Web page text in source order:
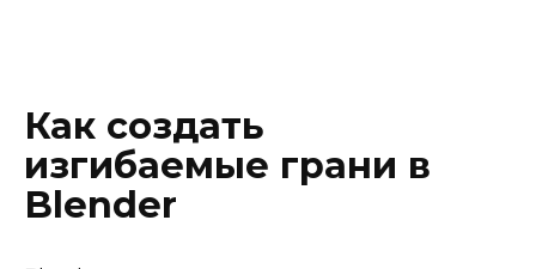
Как создать
изгибаемые грани в
Blender